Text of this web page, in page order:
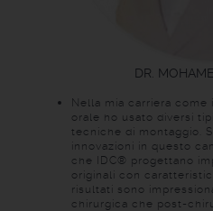
DR.
Nella mia carriera
orale ho usato diversi
tecniche di montaggio.
innovazioni in questo
che IDC® progettano
originali con
risultati sono
chirurgica che post-